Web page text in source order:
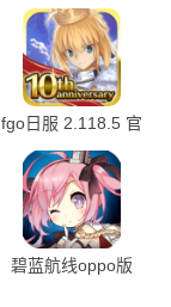
fgo日服 2.118.5 官
方版
碧蓝航线oppo版